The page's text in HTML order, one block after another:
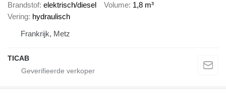
Brandstof elektrisch/diesel Volume 1,8 m³
Vering hydraulisch
Frankrijk, Metz
TICAB